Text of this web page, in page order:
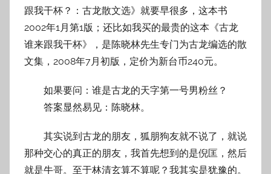
跟我干杯？：古龙散文选》就要早很多，这本书
2002年1月第1版；还比如我买的最贵的这本《古龙
谁来跟我干杯》，是陈晓林先生专门为古龙编选的散
文集，2008年7月初版，定价为新台币240元。
如果要问：谁是古龙的天字第一号男粉丝？
答案显然易见：陈晓林。
其实说到古龙的朋友，狐朋狗友就不说了，就说
那种交心的真正的朋友，我首先想到的是倪匡，然后
就是牛哥。至于林清玄算不算呢？我其实是犹豫的。